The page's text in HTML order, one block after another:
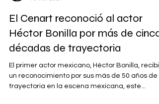
Eduardo Martínez
19 nov 2021
El Cenart reconoció al actor
Héctor Bonilla por más de cinco
décadas de trayectoria